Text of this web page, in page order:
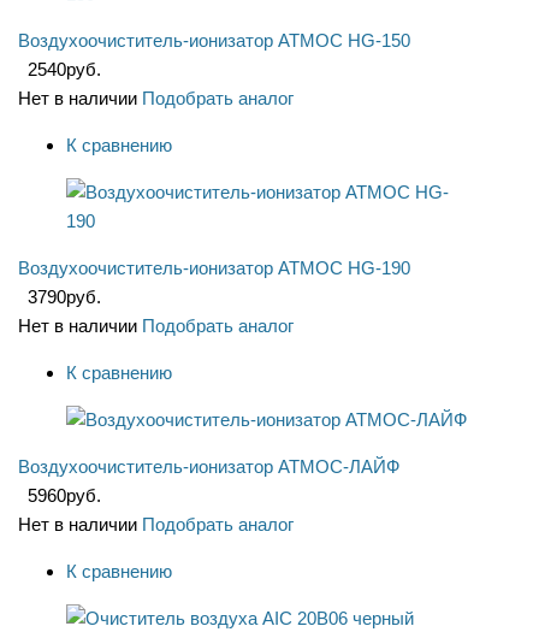
Воздухоочиститель-ионизатор АТМОС HG-150
2540руб.
Нет в наличии Подобрать аналог
К сравнению
Воздухоочиститель-ионизатор АТМОС HG-190
3790руб.
Нет в наличии Подобрать аналог
К сравнению
Воздухоочиститель-ионизатор АТМОС-ЛАЙФ
5960руб.
Нет в наличии Подобрать аналог
К сравнению